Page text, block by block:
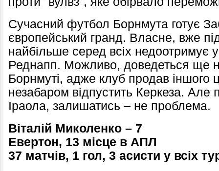
Сучасний футбол Борнмута готує
європейський гранд. Власне, вже
найбільше серед всіх недоотримує
Реднапп. Можливо, доведеться ще
Борнмуті, адже клуб продав іншого
незабаром відпустить Керкеза. Але
Іраола, залишатись – не проблема.
Віталій Миколенко – 7
Евертон, 13 місце в АПЛ
37 матчів, 1 гол, 3 асисти у всіх